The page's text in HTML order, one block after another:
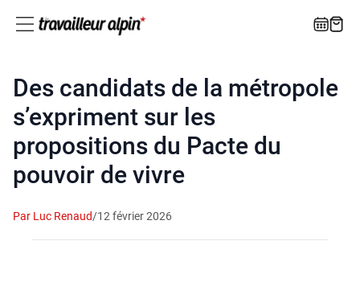
Des candidats de la métropole
s’expriment sur les
propositions du Pacte du
pouvoir de vivre
Par Luc Renaud/12 février 2026